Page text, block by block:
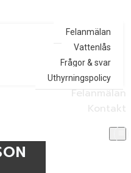
Felanmälan
Vattenlås
Frågor & svar
Uthyrningspolicy
Felanmälan
Kontakt